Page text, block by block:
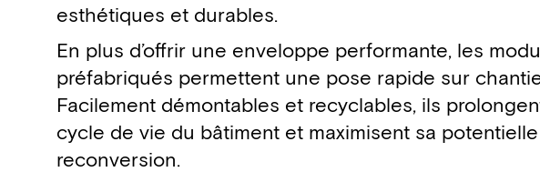
esthétiques et durables.
En plus d’offrir une enveloppe performante, les
préfabriqués permettent une pose rapide sur
Facilement démontables et recyclables, ils
cycle de vie du bâtiment et maximisent sa potentielle
reconversion.